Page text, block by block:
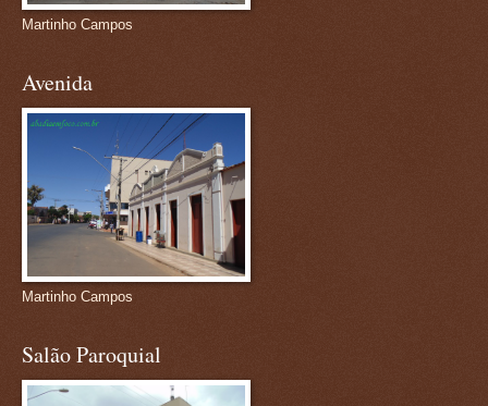
Martinho Campos
Avenida
Martinho Campos
Salão Paroquial